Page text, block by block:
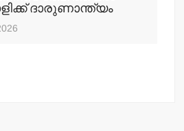
ദാരുണാന്ത്യം